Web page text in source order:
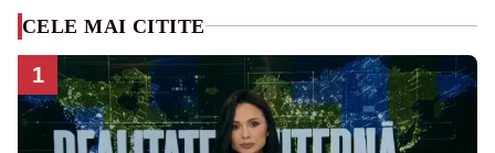
CELE MAI CITITE
1